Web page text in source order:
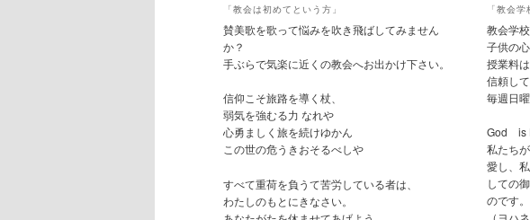
「教会は初めてという方」
賛美歌を歌って悩みを吹き飛ばしてみません
か？
手ぶらで気楽に近くの教会へお出かけ下さい。
信仰こそ旅路を導く杖、
弱気を強むる力 なれや
心勇ましく旅を続けゆかん
この世の危うきおそるべしや
すべて重荷を負うて苦労している者は、
わたしのもとにきなさい。
「教会学
教会学
子供の
授業料は
信頼し
毎週日
God is
私たち
愛し、
しての
のです。